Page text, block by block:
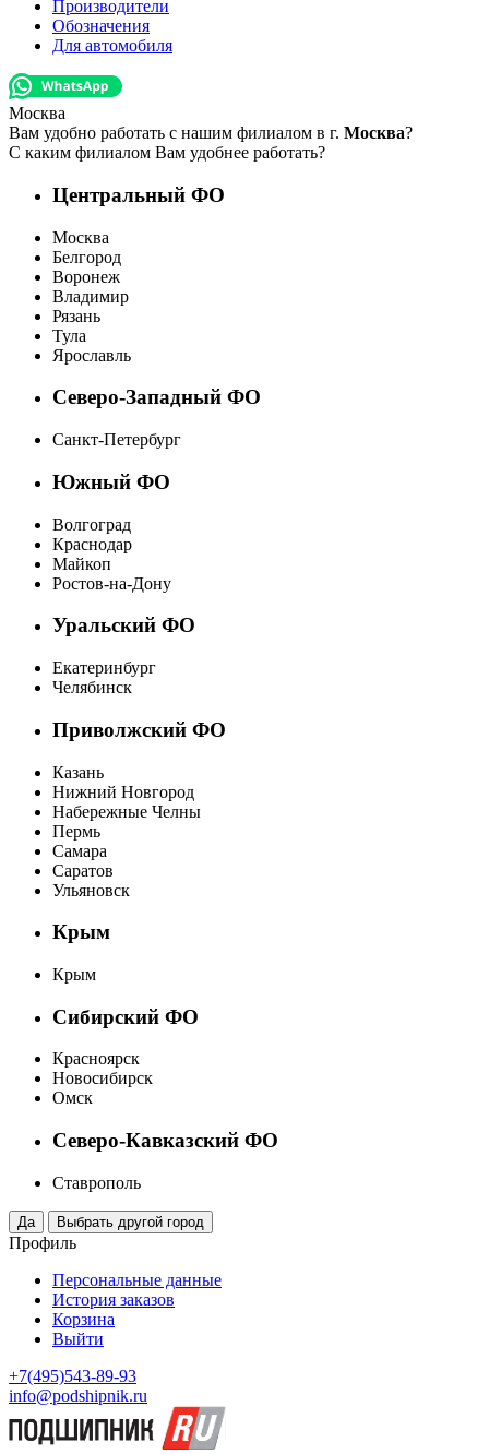
Производители
Обозначения
Для автомобиля
Москва
Вам удобно работать с нашим филиалом в г. Москва?
С каким филиалом Вам удобнее работать?
Центральный ФО
Москва
Белгород
Воронеж
Владимир
Рязань
Тула
Ярославль
Северо-Западный ФО
Санкт-Петербург
Южный ФО
Волгоград
Краснодар
Майкоп
Ростов-на-Дону
Уральский ФО
Екатеринбург
Челябинск
Приволжский ФО
Казань
Нижний Новгород
Набережные Челны
Пермь
Самара
Саратов
Ульяновск
Крым
Крым
Сибирский ФО
Красноярск
Новосибирск
Омск
Северо-Кавказский ФО
Ставрополь
Профиль
Персональные данные
История заказов
Корзина
Выйти
+7(495)543-89-93
info@podshipnik.ru